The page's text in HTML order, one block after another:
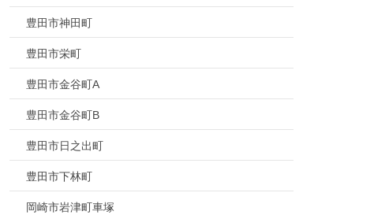
豊田市神田町
豊田市栄町
豊田市金谷町A
豊田市金谷町B
豊田市日之出町
豊田市下林町
岡崎市岩津町車塚